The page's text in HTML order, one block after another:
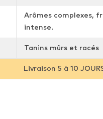
Arômes complexes,
intense.
Tanins mûrs et racés
Livraison 5 à 10